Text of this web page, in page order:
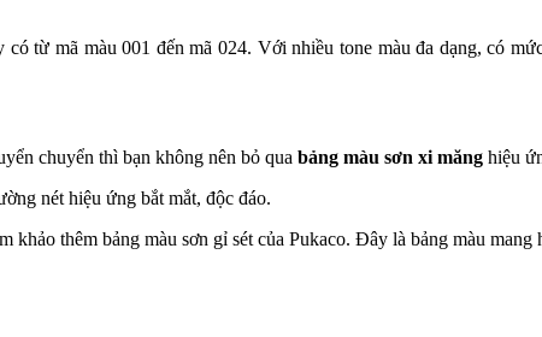
từ mã màu 001 đến mã 024. Với nhiều tone màu đa dạng, có
chuyển thì bạn không nên bỏ qua bảng màu sơn xi măng hiệu
nét hiệu ứng bắt mắt, độc đáo.
khảo thêm bảng màu sơn gỉ sét của Pukaco. Đây là bảng màu